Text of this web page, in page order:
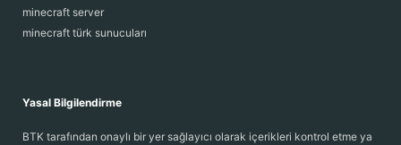
minecraft server
minecraft türk sunucuları
Yasal Bilgilendirme
BTK tarafından onaylı bir yer sağlayıcı olarak içerikleri kontrol etme ya